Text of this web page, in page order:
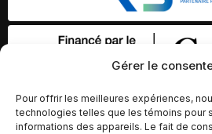
Gérer le
Pour offrir les meilleures expériences,
technologies telles que les témoins pour
informations des appareils. Le fait de